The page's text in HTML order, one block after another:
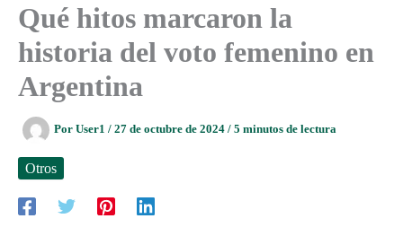
Qué hitos marcaron la
historia del voto femenino en
Argentina
Por User1 / 27 de octubre de 2024 / 5 minutos de lectura
Otros